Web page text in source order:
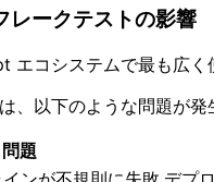
レークテストの影響
コシステムで最も広く
、以下のような問題が発
問題